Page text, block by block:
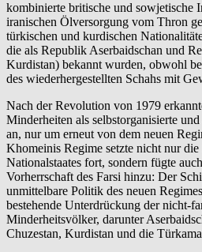
kombinierte britische und sowjetische
iranischen Ölversorgung vom Thron
türkischen und kurdischen
die als Republik Aserbaidschan und
Kurdistan) bekannt wurden, obwohl
des wiederhergestellten Schahs mit
Nach der Revolution von 1979
Minderheiten als selbstorganisierte
an, nur um erneut von dem neuen
Khomeinis Regime setzte nicht nur
Nationalstaates fort, sondern fügte
Vorherrschaft des Farsi hinzu: Der
unmittelbare Politik des neuen
bestehende Unterdrückung der nicht-
Minderheitsvölker, darunter
Chuzestan, Kurdistan und die